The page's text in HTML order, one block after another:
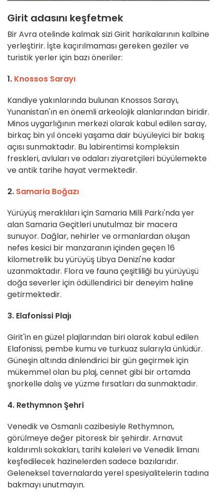
Girit adasını keşfetmek
Bir Avra otelinde kalmak sizi Girit harikalarının kalbine
yerleştirir. İşte kaçırılmaması gereken geziler ve
turistik yerler için bazı öneriler:
1. Knossos Sarayı
Kandiye yakınlarında bulunan Knossos Sarayı,
Yunanistan'ın en önemli arkeolojik alanlarından biridir.
Minos uygarlığının merkezi olarak kabul edilen saray,
birkaç bin yıl önceki yaşama dair büyüleyici bir bakış
açısı sunmaktadır. Bu labirentimsi kompleksin
freskleri, avluları ve odaları ziyaretçileri büyülemekte
ve antik tarihe hayat vermektedir.
2. Samaria Boğazı
Yürüyüş meraklıları için Samaria Milli Parkı'nda yer
alan Samaria Geçitleri unutulmaz bir macera
sunuyor. Dağlar, nehirler ve ormanlardan oluşan
nefes kesici bir manzaranın içinden geçen 16
kilometrelik bu yürüyüş Libya Denizi'ne kadar
uzanmaktadır. Flora ve fauna çeşitliliği bu yürüyüşü
doğa severler için ödüllendirici bir deneyim haline
getirmektedir.
3. Elafonissi Plajı
Girit'in en güzel plajlarından biri olarak kabul edilen
Elafonissi, pembe kumu ve turkuaz sularıyla ünlüdür.
Güneşin altında dinlendirici bir gün geçirmek için
mükemmel olan bu plaj, cennet gibi bir ortamda
şnorkelle dalış ve yüzme fırsatları da sunmaktadır.
4. Rethymnon Şehri
Venedik ve Osmanlı cazibesiyle Rethymnon,
görülmeye değer pitoresk bir şehirdir. Arnavut
kaldırımlı sokakları, tarihi kaleleri ve Venedik limanı
keşfedilecek hazinelerden sadece bazılarıdır.
Geleneksel tavernalarda yerel spesiyalitelerin tadına
bakmayı unutmayın.